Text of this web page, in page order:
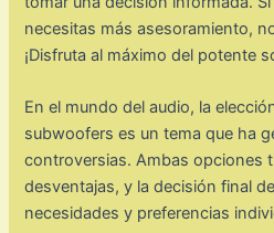
necesitas más asesoramiento,
¡Disfruta al máximo del potente
En el mundo del audio, la
subwoofers es un tema que ha
controversias. Ambas opciones
desventajas, y la decisión final
necesidades y preferencias